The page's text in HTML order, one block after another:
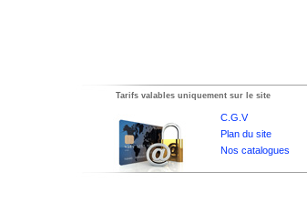
Tarifs valables uniquement sur le site
C.G.V
Plan du site
Nos catalogues